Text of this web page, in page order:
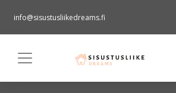
info@sisustusliikedreams.fi